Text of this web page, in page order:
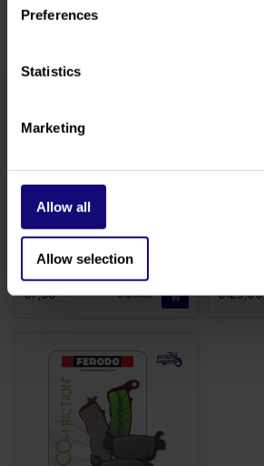
Preferences
Statistics
Marketing
Allow all
Allow selection
Productos relacionados
Aerosol Limpia Frenos
€7,50 Disponible €129,00